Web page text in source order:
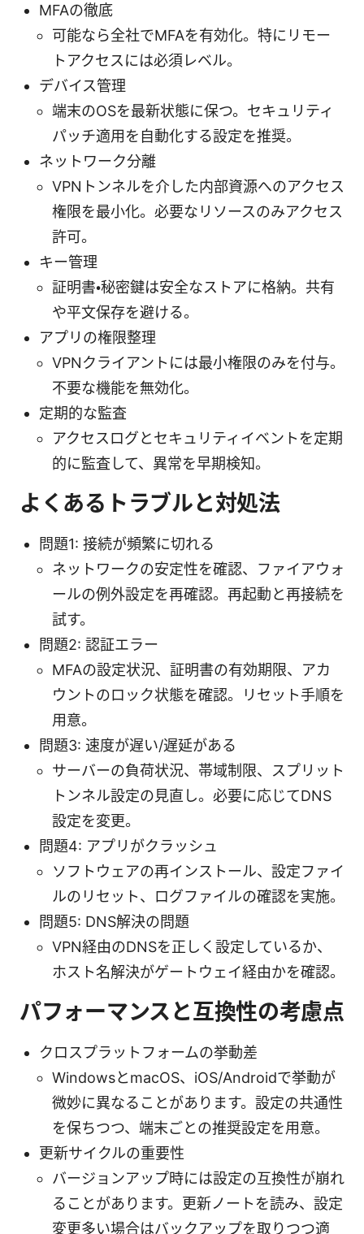
MFAの徹底
可能なら全社でMFAを有効化。特にリモー
トアクセスには必須レベル。
デバイス管理
端末のOSを最新状態に保つ。セキュリティ
パッチ適用を自動化する設定を推奨。
ネットワーク分離
VPNトンネルを介した内部資源へのアクセス
権限を最小化。必要なリソースのみアクセス
許可。
キー管理
証明書・秘密鍵は安全なストアに格納。共有
や平文保存を避ける。
アプリの権限整理
VPNクライアントには最小権限のみを付与。
不要な機能を無効化。
定期的な監査
アクセスログとセキュリティイベントを定期
的に監査して、異常を早期検知。
よくあるトラブルと対処法
問題1: 接続が頻繁に切れる
ネットワークの安定性を確認、ファイアウォ
ールの例外設定を再確認。再起動と再接続を
試す。
問題2: 認証エラー
MFAの設定状況、証明書の有効期限、アカ
ウントのロック状態を確認。リセット手順を
用意。
問題3: 速度が遅い/遅延がある
サーバーの負荷状況、帯域制限、スプリット
トンネル設定の見直し。必要に応じてDNS
設定を変更。
問題4: アプリがクラッシュ
ソフトウェアの再インストール、設定ファイ
ルのリセット、ログファイルの確認を実施。
問題5: DNS解決の問題
VPN経由のDNSを正しく設定しているか、
ホスト名解決がゲートウェイ経由かを確認。
パフォーマンスと互換性の考慮点
クロスプラットフォームの挙動差
WindowsとmacOS、iOS/Androidで挙動が
微妙に異なることがあります。設定の共通性
を保ちつつ、端末ごとの推奨設定を用意。
更新サイクルの重要性
バージョンアップ時には設定の互換性が崩れ
ることがあります。更新ノートを読み、設定
変更多い場合はバックアップを取りつつ適